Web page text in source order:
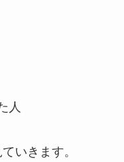
人
いきます。